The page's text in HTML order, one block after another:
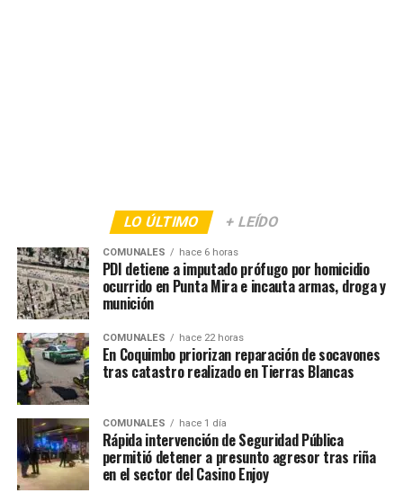
LO ÚLTIMO + LEÍDO
COMUNALES hace 6 horas
PDI detiene a imputado prófugo por homicidio
ocurrido en Punta Mira e incauta armas, droga y
munición
COMUNALES hace 22 horas
En Coquimbo priorizan reparación de socavones
tras catastro realizado en Tierras Blancas
COMUNALES hace 1 día
Rápida intervención de Seguridad Pública
permitió detener a presunto agresor tras riña
en el sector del Casino Enjoy